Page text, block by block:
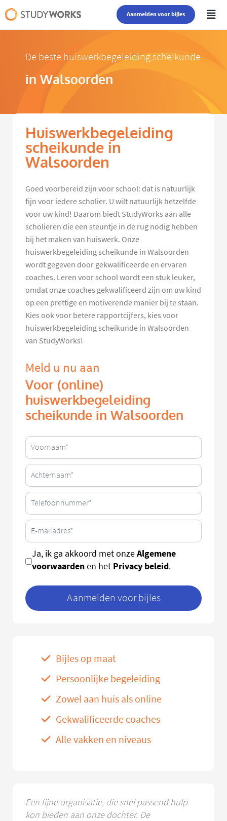
Aanmelden voor bijles
De beste huiswerkbegeleiding scheikunde
in Walsoorden
Huiswerkbegeleiding
scheikunde in
Walsoorden
Goed voorbereid zijn voor school: dat is natuurlijk
fijn voor iedere scholier. U wilt natuurlijk hetzelfde
voor uw kind! Daarom biedt StudyWorks aan alle
scholieren die een steuntje in de rug nodig hebben
bij het maken van huiswerk. Onze
huiswerkbegeleiding scheikunde in Walsoorden
wordt gegeven door gekwalificeerde en ervaren
coaches. Leren voor school wordt een stuk leuker,
omdat onze coaches gekwalificeerd zijn om uw kind
op een prettige en motiverende manier bij te staan.
Kies ook voor betere rapportcijfers, kies voor
huiswerkbegeleiding scheikunde in Walsoorden
van StudyWorks!
Meld u nu aan
Voor (online)
huiswerkbegeleiding
scheikunde in Walsoorden
Ja, ik ga akkoord met onzeAlgemene
voorwaardenen het Privacy beleid.
Aanmelden voor bijles
Bijles op maat
Persoonlijke begeleiding
Zowel aan huis als online
Gekwalificeerde coaches
Alle vakken en niveaus
Een fijne organisatie, die snel passend hulp
kon bieden aan onze dochter. De